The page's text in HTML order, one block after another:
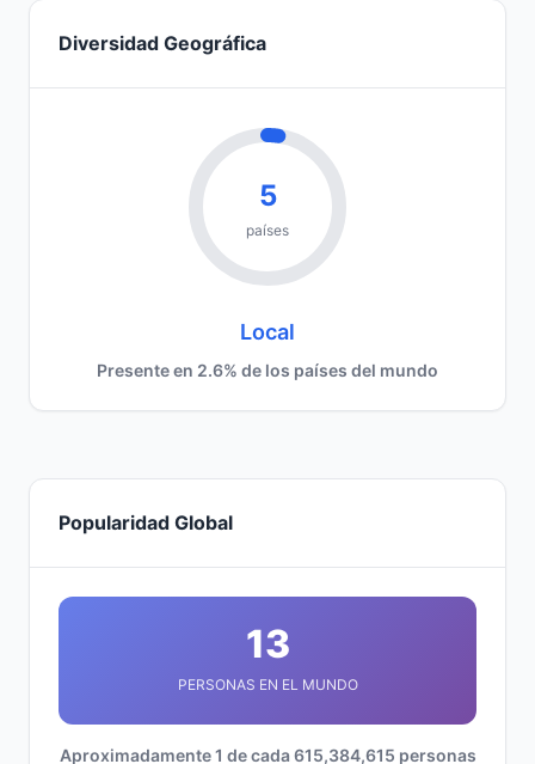
Diversidad Geográfica
5
países
Local
Presente en 2.6% de los países del mundo
Popularidad Global
13
PERSONAS EN EL MUNDO
Aproximadamente 1 de cada 615,384,615 personas